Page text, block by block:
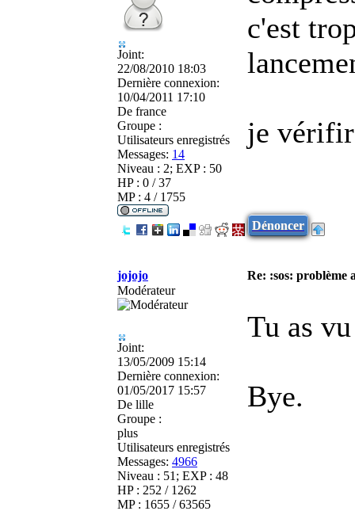
Joint:
22/08/2010 18:03
Dernière connexion:
10/04/2011 17:10
De france
Groupe :
Utilisateurs enregistrés
Messages: 14
Niveau : 2; EXP : 50
HP : 0 / 37
MP : 4 / 1755
c'est
je
Dénoncer
jojojo
Re: :sos: problème
Modérateur
Joint:
13/05/2009 15:14
Dernière connexion:
01/05/2017 15:57
De lille
Groupe :
plus
Utilisateurs enregistrés
Messages: 4966
Niveau : 51; EXP : 48
HP : 252 / 1262
MP : 1655 / 63565
Tu as
Bye.